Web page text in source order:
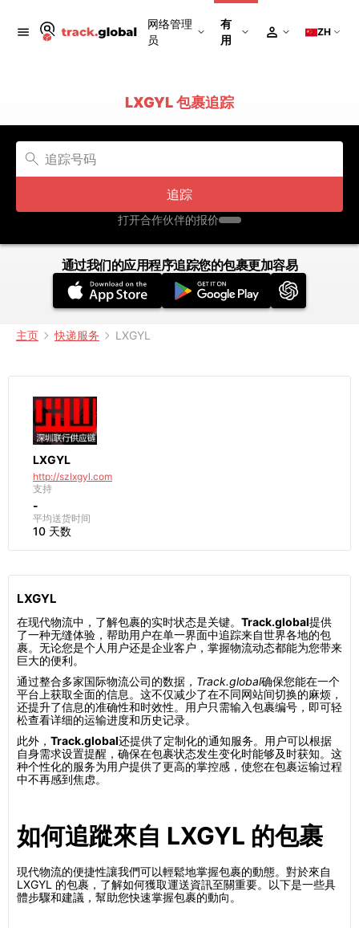
网络管理
员
有
用
ZH
LXGYL 包裹追踪
追踪
打开合作伙伴的报价
通过我们的应用程序追踪您的包裹更加容易
主页 快递服务 LXGYL
LXGYL
http://szlxgyl.com
支持
-
平均送货时间
10 天数
LXGYL
在现代物流中，了解包裹的实时状态是关键。 Track.global提供
了一种无缝体验，帮助用户在单一界面中追踪来自世界各地的包
裹。无论您是个人用户还是企业客户，掌握物流动态都能为您带来
巨大的便利。
通过整合多家国际物流公司的数据， Track.global确保您能在一个
平台上获取全面的信息。这不仅减少了在不同网站间切换的麻烦，
还提升了信息的准确性和时效性。用户只需输入包裹编号，即可轻
松查看详细的运输进度和历史记录。
此外， Track.global还提供了定制化的通知服务。用户可以根据
自身需求设置提醒，确保在包裹状态发生变化时能够及时获知。这
种个性化的服务为用户提供了更高的掌控感，使您在包裹运输过程
中不再感到焦虑。
如何追蹤來自 LXGYL 的包裹
現代物流的便捷性讓我們可以輕鬆地掌握包裹的動態。對於來自
LXGYL 的包裹，了解如何獲取運送資訊至關重要。以下是一些具
體步驟和建議，幫助您快速掌握包裹的動向。